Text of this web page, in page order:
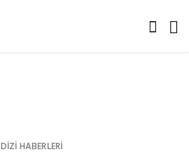
DIZI HABERLERI